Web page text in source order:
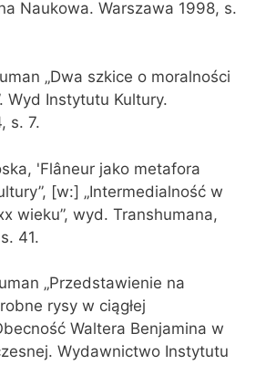
Naukowa. Warszawa 1998, s.
„Dwa szkice o moralności
Wyd Instytutu Kultury.
s. 7.
'Flâneur jako metafora
[w:] „Intermedialność w
wieku”, wyd. Transhumana,
41.
„Przedstawienie na
rysy w ciągłej
Waltera Benjamina w
Wydawnictwo Instytutu